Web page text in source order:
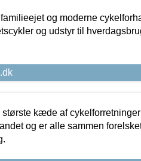
og moderne
og udstyr til
kæde af
og er alle sammen